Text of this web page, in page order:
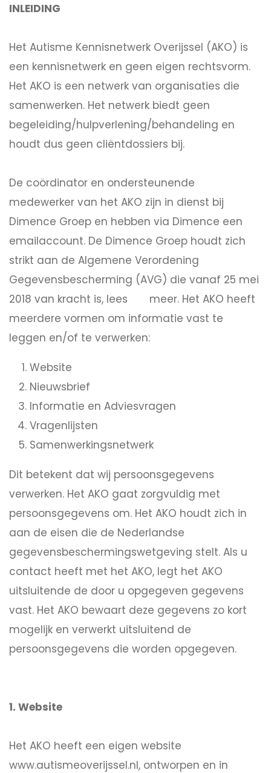
INLEIDING
Het Autisme Kennisnetwerk Overijssel (AKO) is
een kennisnetwerk en geen eigen rechtsvorm.
Het AKO is een netwerk van organisaties die
samenwerken. Het netwerk biedt geen
begeleiding/hulpverlening/behandeling en
houdt dus geen cliëntdossiers bij.
De coördinator en ondersteunende
medewerker van het AKO zijn in dienst bij
Dimence Groep en hebben via Dimence een
emailaccount. De Dimence Groep houdt zich
strikt aan de Algemene Verordening
Gegevensbescherming (AVG) die vanaf 25 mei
2018 van kracht is, lees
meer. Het AKO heeft
meerdere vormen om informatie vast te
leggen en/of te verwerken:
Website
Nieuwsbrief
Informatie en Adviesvragen
Vragenlijsten
Samenwerkingsnetwerk
Dit betekent dat wij persoonsgegevens
verwerken. Het AKO gaat zorgvuldig met
persoonsgegevens om. Het AKO houdt zich in
aan de eisen die de Nederlandse
gegevensbeschermingswetgeving stelt. Als u
contact heeft met het AKO, legt het AKO
uitsluitende de door u opgegeven gegevens
vast. Het AKO bewaart deze gegevens zo kort
mogelijk en verwerkt uitsluitend de
persoonsgegevens die worden opgegeven.
1. Website
Het AKO heeft een eigen website
www.autismeoverijssel.nl, ontworpen en in